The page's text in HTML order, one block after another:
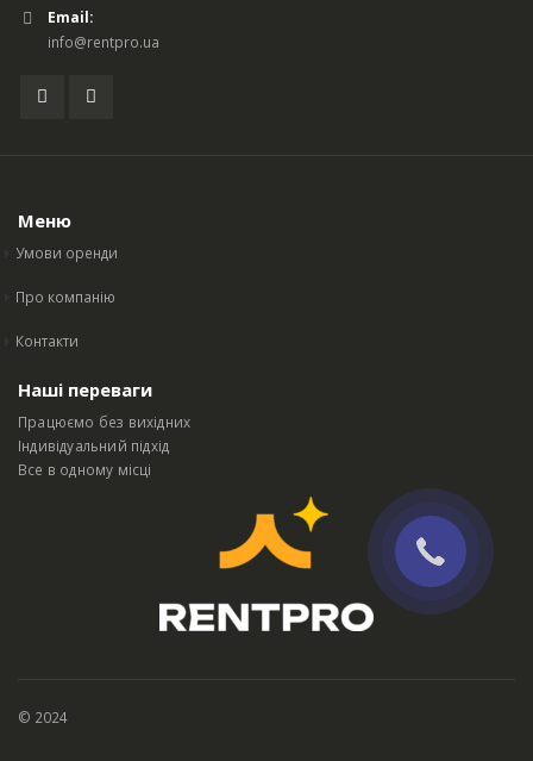
Email:
info@rentpro.ua
Меню
Умови оренди
Про компанію
Контакти
Наші переваги
Працюємо без вихідних
Індивідуальний підхід
Все в одному місці
© 2024